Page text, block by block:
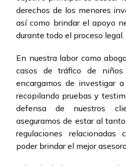
derechos de los menores
así como brindar el apoyo
durante todo el proceso legal.
En nuestra labor como
casos de tráfico de niños
encargamos de investigar
recopilando pruebas y
defensa de nuestros
aseguramos de estar al
regulaciones
poder brindar el mejor